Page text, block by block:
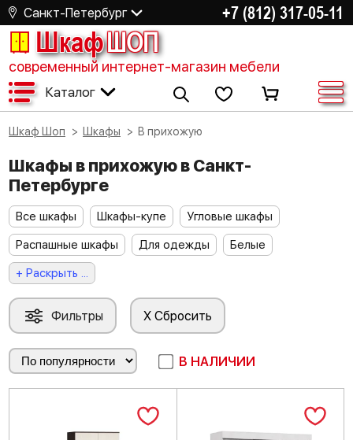
Санкт-Петербург +7 (812) 317-05-11
ШкафШОП
современный интернет-магазин мебели
Каталог
Шкаф Шоп Шкафы В прихожую
Шкафы в прихожую в Санкт-
Петербурге
Все шкафы Шкафы-купе
Угловые шкафы
Распашные шкафы
Для одежды
Белые
+ Раскрыть ...
Фильтры X Сбросить
В НАЛИЧИИ